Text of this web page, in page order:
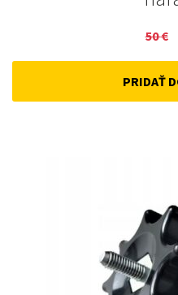
50€
PRIDAŤ